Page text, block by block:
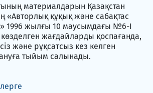
материалдарын Қазақстан
«Авторлық құқық және сабақтас
1996 жылғы 10 маусымдағы №6-I
жағдайларды қоспағанда,
және рұқсатсыз кез келген
тыйым салынады.